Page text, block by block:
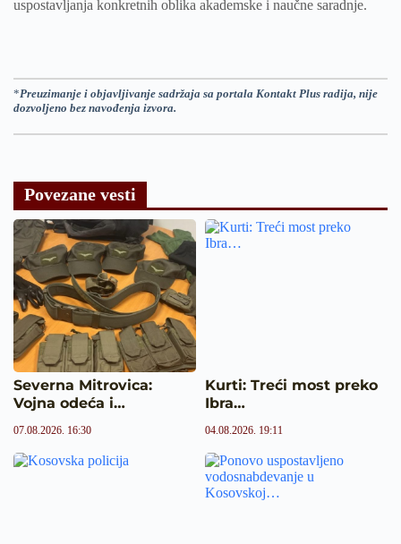
uspostavljanja konkretnih oblika akademske i naučne saradnje.
*Preuzimanje i objavljivanje sadržaja sa portala Kontakt Plus radija, nije
dozvoljeno bez navođenja izvora.
Povezane vesti
Severna Mitrovica:
Vojna odeća i…
07.08.2026. 16:30
Kurti: Treći most preko
Ibra…
04.08.2026. 19:11